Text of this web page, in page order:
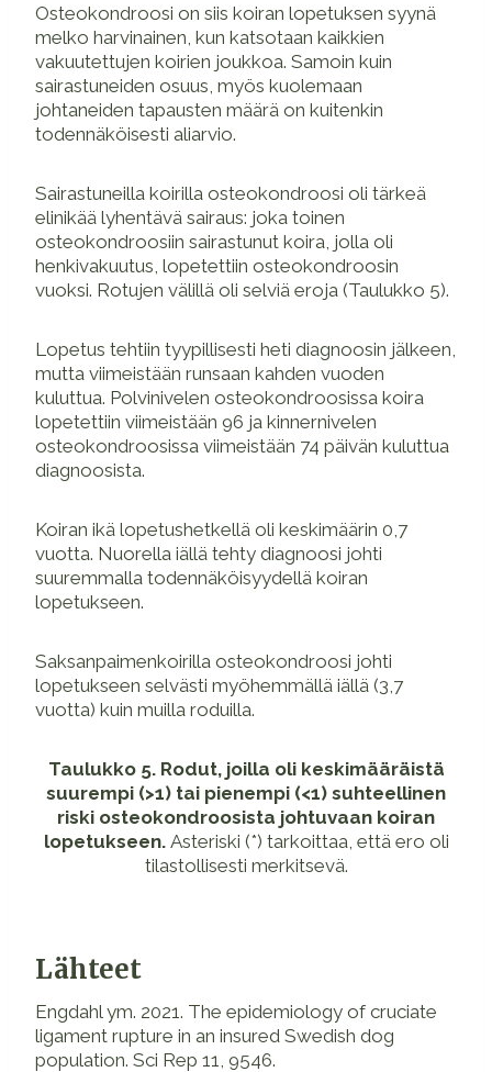
Osteokondroosi on siis koiran lopetuksen syynä
melko harvinainen, kun katsotaan kaikkien
vakuutettujen koirien joukkoa. Samoin kuin
sairastuneiden osuus, myös kuolemaan
johtaneiden tapausten määrä on kuitenkin
todennäköisesti aliarvio.
Sairastuneilla koirilla osteokondroosi oli tärkeä
elinikää lyhentävä sairaus: joka toinen
osteokondroosiin sairastunut koira, jolla oli
henkivakuutus, lopetettiin osteokondroosin
vuoksi. Rotujen välillä oli selviä eroja (Taulukko 5).
Lopetus tehtiin tyypillisesti heti diagnoosin jälkeen,
mutta viimeistään runsaan kahden vuoden
kuluttua. Polvinivelen osteokondroosissa koira
lopetettiin viimeistään 96 ja kinnernivelen
osteokondroosissa viimeistään 74 päivän kuluttua
diagnoosista.
Koiran ikä lopetushetkellä oli keskimäärin 0,7
vuotta. Nuorella iällä tehty diagnoosi johti
suuremmalla todennäköisyydellä koiran
lopetukseen.
Saksanpaimenkoirilla osteokondroosi johti
lopetukseen selvästi myöhemmällä iällä (3,7
vuotta) kuin muilla roduilla.
Taulukko 5. Rodut, joilla oli keskimääräistä
suurempi (>1) tai pienempi (<1) suhteellinen
riski osteokondroosista johtuvaan koiran
lopetukseen. Asteriski (*) tarkoittaa, että ero oli
tilastollisesti merkitsevä.
Lähteet
Engdahl ym. 2021. The epidemiology of cruciate
ligament rupture in an insured Swedish dog
population. Sci Rep 11, 9546.